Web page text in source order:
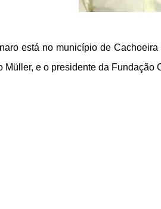
está no município de
Müller, e o presidente da Fundação